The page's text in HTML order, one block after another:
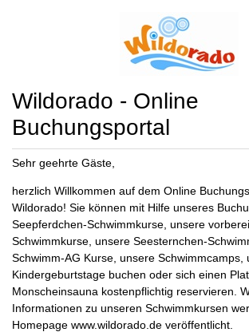
Wildorado - Online
Buchungsportal
Sehr geehrte Gäste,
herzlich Willkommen auf dem Online
Wildorado! Sie können mit Hilfe unseres
Seepferdchen-Schwimmkurse, unsere
Schwimmkurse, unsere Seesternchen-
Schwimm-AG Kurse, unsere Schwimmcamps,
Kindergeburtstage buchen oder sich einen
Monscheinsauna kostenpflichtig reservieren.
Informationen zu unseren Schwimmkursen
Homepage www.wildorado.de veröffentlicht.